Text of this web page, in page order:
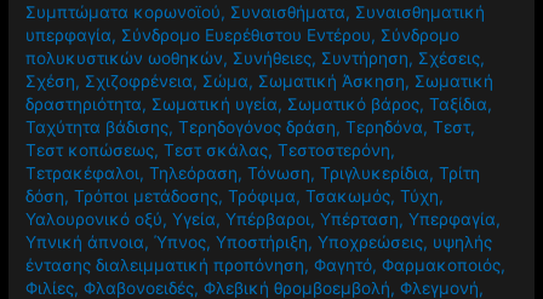
Συμπτώματα κορωνοϊού, Συναισθήματα, Συναισθηματική
υπερφαγία, Σύνδρομο Ευερέθιστου Εντέρου, Σύνδρομο
πολυκυστικών ωοθηκών, Συνήθειες, Συντήρηση, Σχέσεις,
Σχέση, Σχιζοφρένεια, Σώμα, Σωματική Άσκηση, Σωματική
δραστηριότητα, Σωματική υγεία, Σωματικό βάρος,Ταξίδια,
Ταχύτητα βάδισης,Τερηδογόνος δράση,Τερηδόνα,Τεστ,
Τεστ κοπώσεως,Τεστ σκάλας,Τεστοστερόνη,
Τετρακέφαλοι,Τηλεόραση,Τόνωση,Τριγλυκερίδια,Τρίτη
δόση,Τρόποι μετάδοσης,Τρόφιμα,Τσακωμός,Τύχη,
Υαλουρονικό οξύ,Υγεία,Υπέρβαροι,Υπέρταση,Υπερφαγία,
Υπνική άπνοια,Ύπνος,Υποστήριξη,Υποχρεώσεις, υψηλής
έντασης διαλειμματική προπόνηση,Φαγητό,Φαρμακοποιός,
Φιλίες,Φλαβονοειδές,Φλεβική θρομβοεμβολή,Φλεγμονή,